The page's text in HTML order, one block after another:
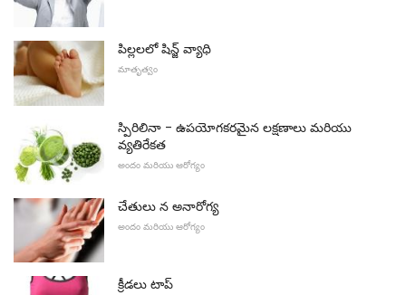
పిల్లలలో షిన్జ్ వ్యాధి
మాతృత్వం
స్పిరిలినా - ఉపయోగకరమైన లక్షణాలు మరియు
వ్యతిరేకత
అందం మరియు ఆరోగ్యం
చేతులు న అనారోగ్య
అందం మరియు ఆరోగ్యం
క్రీడలు టాప్